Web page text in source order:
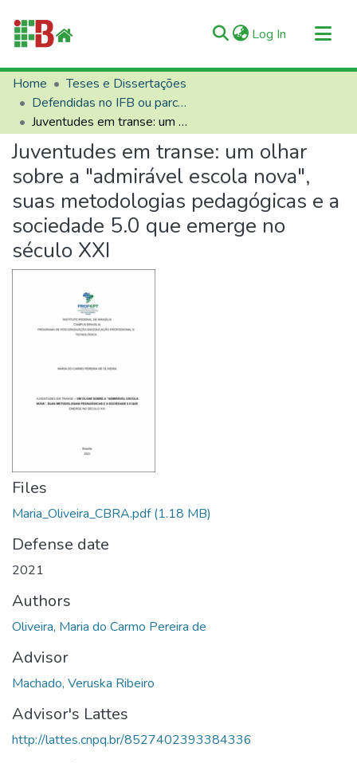
Log In (current)
Communities & Collections
All of RIIFB
Manuals and Terms
Statistics
About RIIFB
Help
Contacts
Home
Teses e Dissertações
Defendidas no IFB ou parceiros
Juventudes em transe: um olhar sobre a "admirável escola nova", suas metodologias pedagógicas e a sociedade 5.0 que emerge no século XXI
Juventudes em transe: um olhar
sobre a "admirável escola nova",
suas metodologias pedagógicas e a
sociedade 5.0 que emerge no
século XXI
Files
Maria_Oliveira_CBRA.pdf(1.18 MB)
Defense date
2021
Authors
Oliveira, Maria do Carmo Pereira de
Advisor
Machado, Veruska Ribeiro
Advisor's Lattes
http://lattes.cnpq.br/8527402393384336